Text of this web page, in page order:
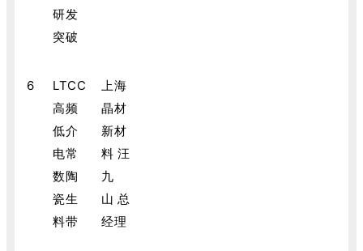
研发
突破
6
LTCC
高频
低介
电常
数陶
瓷生
料带
上海
晶材
新材
料 汪
九
山 总
经理